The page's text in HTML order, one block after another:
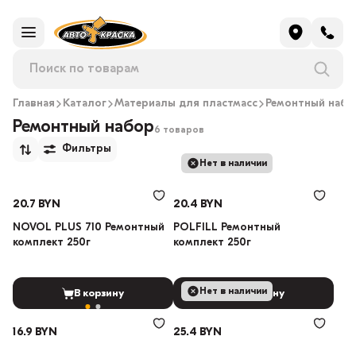
Главная Каталог Материалы для пластмасс Ремонтный
Ремонтный набор6 товаров
Фильтры
20.7 BYN
NOVOL PLUS 710 Ремонтный
комплект 250г
В корзину
Нет в наличии
20.4 BYN
POLFILL Ремонтный
комплект 250г
В корзину
16.9 BYN
Нет в наличии
25.4 BYN